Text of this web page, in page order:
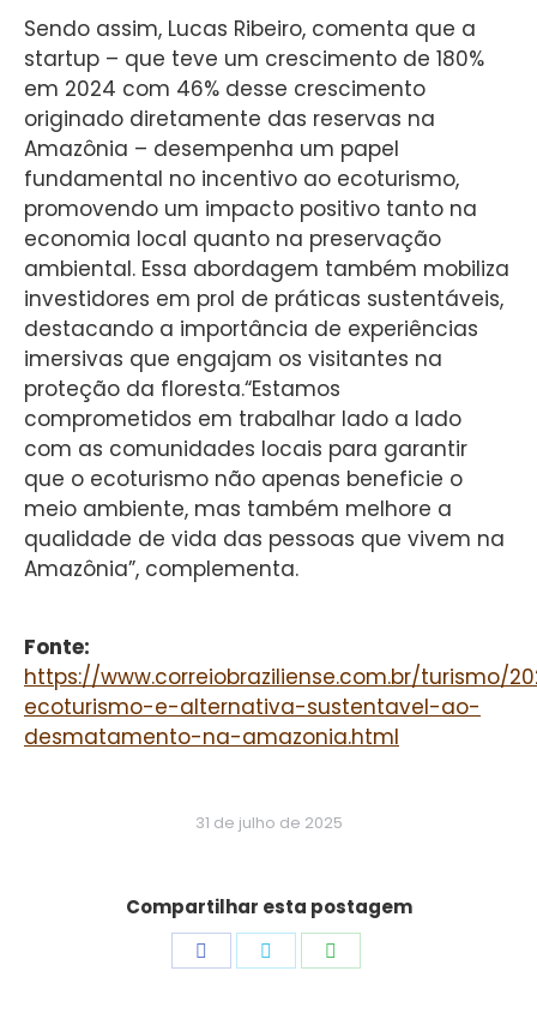
Sendo assim, Lucas Ribeiro, comenta que a
startup – que teve um crescimento de 180%
em 2024 com 46% desse crescimento
originado diretamente das reservas na
Amazônia – desempenha um papel
fundamental no incentivo ao ecoturismo,
promovendo um impacto positivo tanto na
economia local quanto na preservação
ambiental. Essa abordagem também mobiliza
investidores em prol de práticas sustentáveis,
destacando a importância de experiências
imersivas que engajam os visitantes na
proteção da floresta.“Estamos
comprometidos em trabalhar lado a lado
com as comunidades locais para garantir
que o ecoturismo não apenas beneficie o
meio ambiente, mas também melhore a
qualidade de vida das pessoas que vivem na
Amazônia”, complementa.
Fonte:
https://www.correiobraziliense.com.br/turismo/
ecoturismo-e-alternativa-sustentavel-ao-
desmatamento-na-amazonia.html
31 de julho de 2025
Compartilhar esta postagem